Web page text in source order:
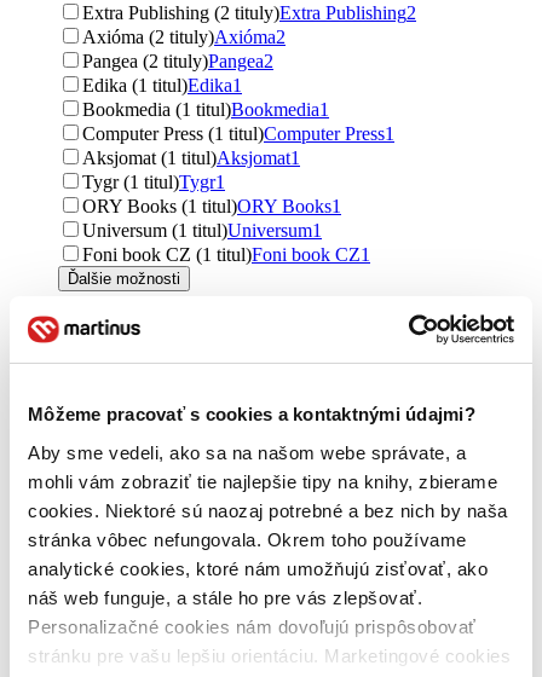
Môžeme pracovať s cookies a kontaktnými údajmi?
Aby sme vedeli, ako sa na našom webe správate, a
mohli vám zobraziť tie najlepšie tipy na knihy, zbierame
cookies. Niektoré sú naozaj potrebné a bez nich by naša
stránka vôbec nefungovala. Okrem toho používame
analytické cookies, ktoré nám umožňujú zisťovať, ako
náš web funguje, a stále ho pre vás zlepšovať.
Personalizačné cookies nám dovoľujú prispôsobovať
stránku pre vašu lepšiu orientáciu. Marketingové cookies
Extra Publishing (2 tituly)Extra Publishing2
Axióma (2 tituly)Axióma2
Pangea (2 tituly)Pangea2
Edika (1 titul)Edika1
Bookmedia (1 titul)Bookmedia1
Computer Press (1 titul)Computer Press1
Aksjomat (1 titul)Aksjomat1
Tygr (1 titul)Tygr1
ORY Books (1 titul)ORY Books1
Universum (1 titul)Universum1
Foni book CZ (1 titul)Foni book CZ1
Ďalšie možnosti
Väzba
špirálová väzba (5 titulov)špirálová väzba5
šitá väzba (3 tituly) šitá väzba3
flexi
pevná väzba s prebalom (1 titul)pevná väzba s prebalom
Ďalšie možnosti
Zúžiť výber
Zoradiť